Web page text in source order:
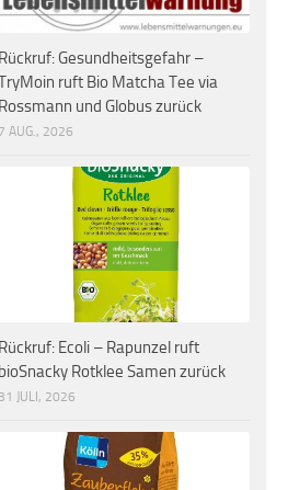
Rückruf: Gesundheitsgefahr –
ruft Bio Matcha Tee via
Rossmann und Globus zurück
7 AUG., 2026
Rückruf: Ecoli – Rapunzel ruft
bioSnacky Rotklee Samen zurück
31 JULI, 2026